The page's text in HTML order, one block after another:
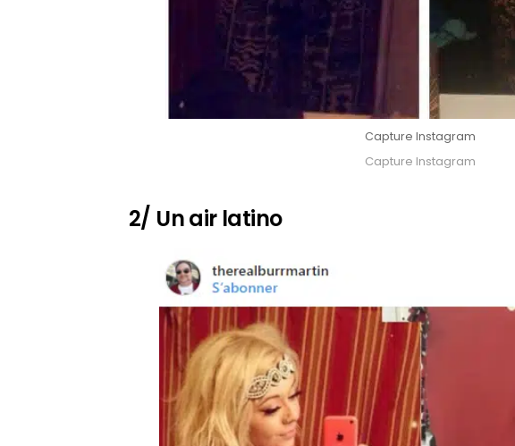
Capture Instagram
Capture Instagram
2/ Un air latino